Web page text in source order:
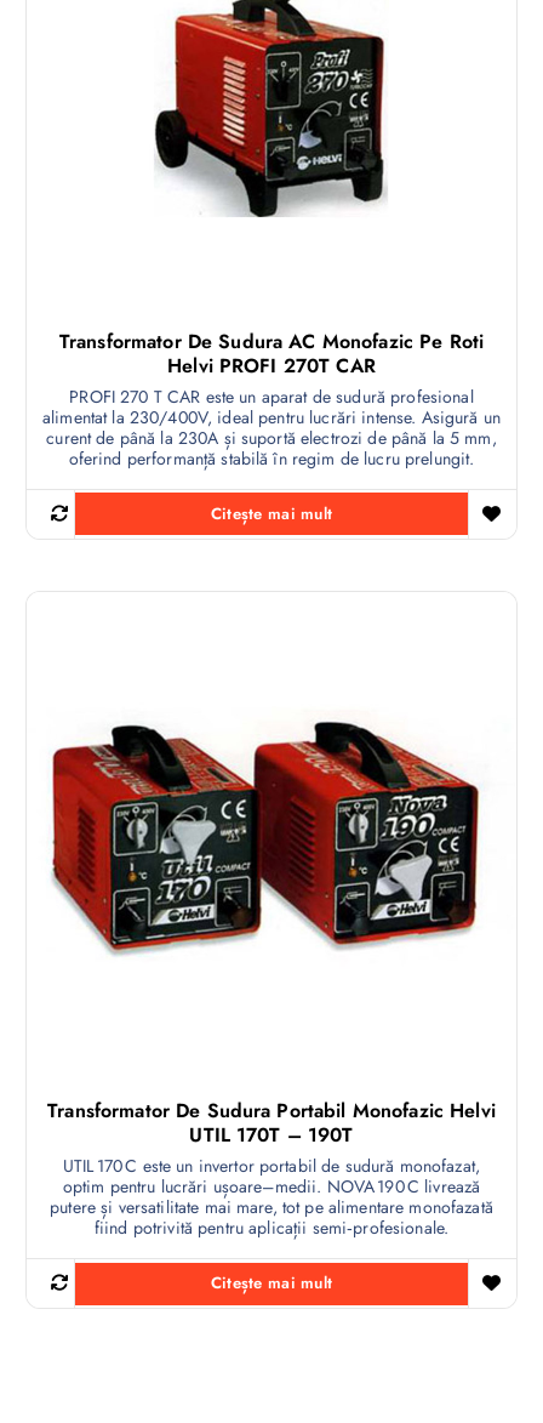
Transformator De Sudura AC Monofazic Pe Roti
Helvi PROFI 270T CAR
PROFI 270 T CAR este un aparat de sudură profesional
alimentat la 230/400V, ideal pentru lucrări intense. Asigură un
curent de până la 230A și suportă electrozi de până la 5 mm,
oferind performanță stabilă în regim de lucru prelungit.
Citește mai mult
Transformator De Sudura Portabil Monofazic Helvi
UTIL 170T – 190T
UTIL 170 C este un invertor portabil de sudură monofazat,
optim pentru lucrări ușoare–medii. NOVA 190 C livrează
putere și versatilitate mai mare, tot pe alimentare monofazată
fiind potrivită pentru aplicații semi‑profesionale.
Citește mai mult